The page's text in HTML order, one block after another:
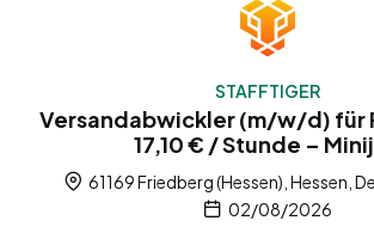
STAFFTIGER
Versandabwickler (m/w/d) für
17,10 € / Stunde –
61169 Friedberg (Hessen), Hessen,
02/08/2026